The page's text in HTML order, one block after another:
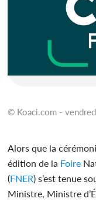
© Koaci.com -
Alors que la
édition de la Foire
(FNER) s’est tenue
Ministre, Ministre